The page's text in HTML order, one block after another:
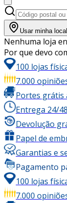
Usar minha
Nenhuma loja
Por que devo
100 lojas
7.000
Portes grátis
Entrega 24/
Devolução
Papel de
Garantias e
Pagamento
100 lojas
7.000